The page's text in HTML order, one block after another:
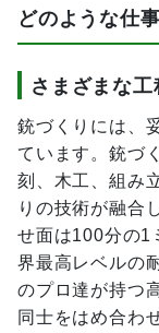
どのような仕
さまざまな
銃づくりには、
ています。銃づ
刻、木工、組み
りの技術が融合
せ面は100分の1
界最高レベルの
のプロ達が持つ
同士をはめ合わ